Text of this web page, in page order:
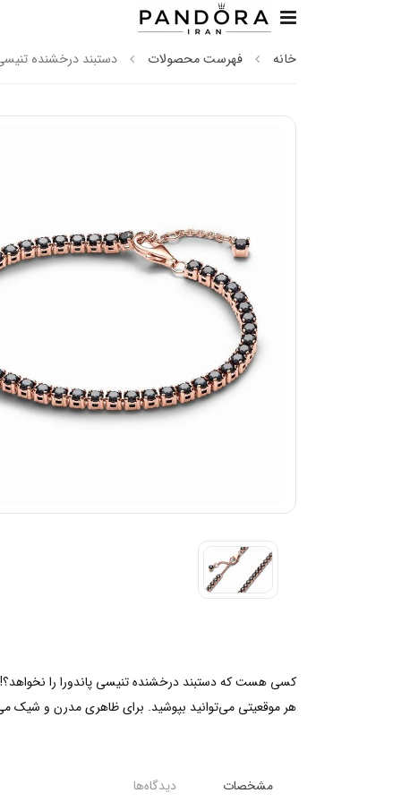
خانه فهرست محصولات دستبند درخشنده
هر موقعیتی می‌توانید بپوشید. برای ظاهری مدرن و شیک
مشخصات دیدگاه‌ها